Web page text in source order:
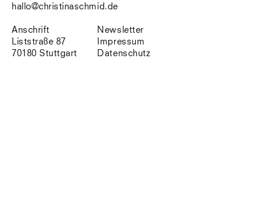
hallo@christinaschmid.de
Anschrift
Liststraße 87
70180 Stuttgart
Newsletter
Impressum
Datenschutz